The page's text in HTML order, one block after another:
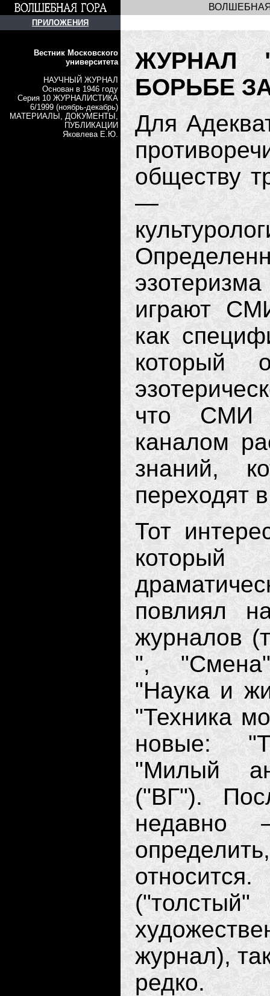
ПРИЛОЖЕНИЯ
Вестник Московского
университета
НАУЧНЫЙ ЖУРНАЛ
Основан в 1946 году
Серия 10 ЖУРНАЛИСТИКА
6/1999 (ноябрь-декабрь)
МАТЕРИАЛЫ, ДОКУМЕНТЫ,
ПУБЛИКАЦИИ
Яковлева Е.Ю.
ЖУРНАЛ
БОРЬБЕ
Для
обществу
—
играют
как
который
что СМИ
каналом
знаний,
переходят
Тот
повлиял
журналов
",
"Наука и
"Техника
новые:
"Милый
("ВГ").
журнал),
редко.